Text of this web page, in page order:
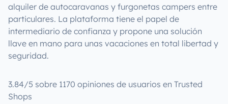
alquiler de autocaravanas y furgonetas campers entre
particulares. La plataforma tiene el papel de
intermediario de confianza y propone una solución
llave en mano para unas vacaciones en total libertad y
seguridad.
3.84/5 sobre 1170 opiniones de usuarios en Trusted
Shops